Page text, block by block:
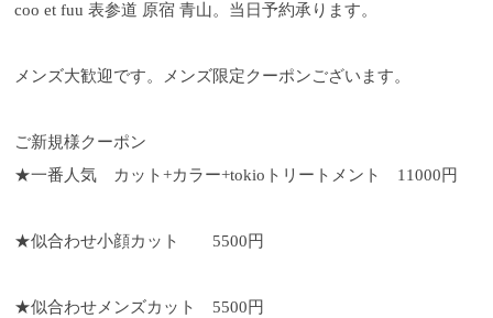
coo et fuu 表参道 原宿 青山。当日予約承ります。
メンズ大歓迎です。メンズ限定クーポンございます。
ご新規様クーポン
★一番人気 カット+カラー+tokioトリートメント 11000円
★似合わせ小顔カット 5500円
★似合わせメンズカット 5500円